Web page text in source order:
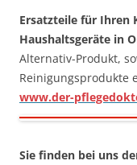
Ersatzteile für Ihren
Haushaltsgeräte in
Alternativ-Produkt,
Reinigungsprodukte
www.der-
Sie finden bei uns